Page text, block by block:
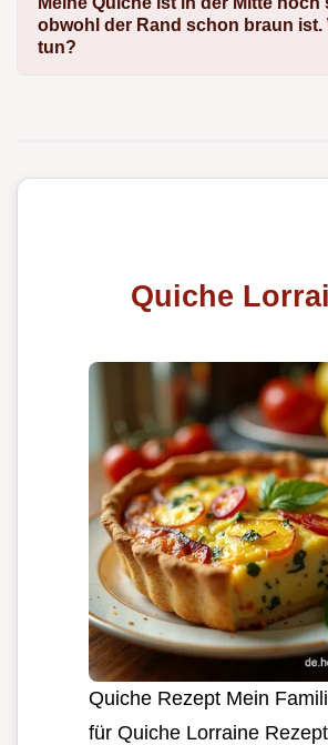
obwohl der Rand schon braun ist.
tun?
Quiche
Quiche Rezept Mein
für Quiche Lorraine